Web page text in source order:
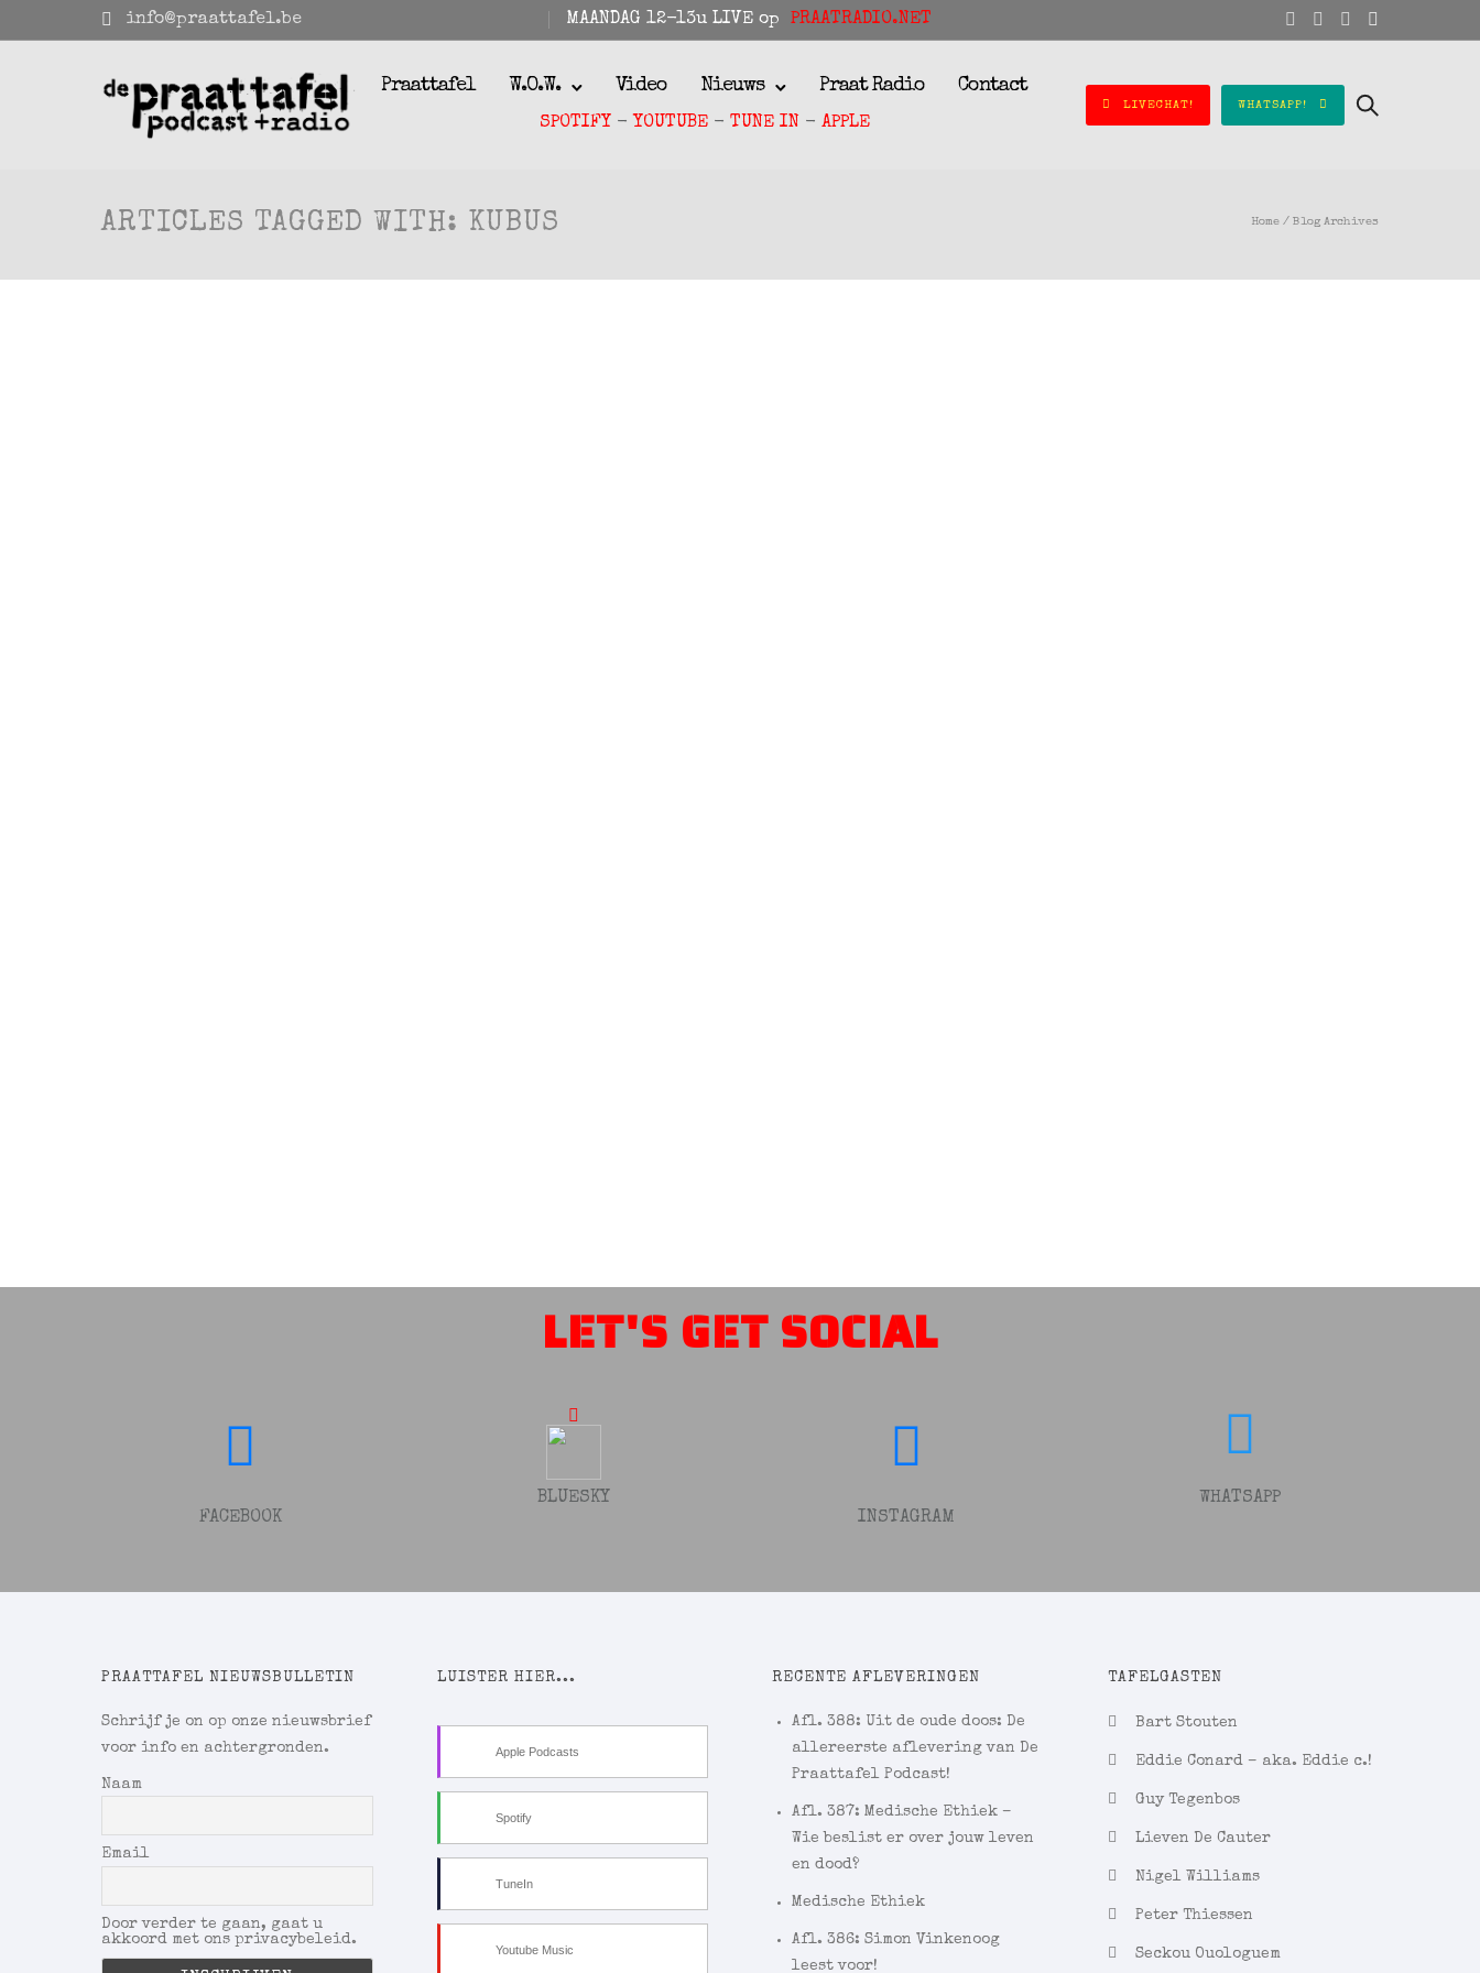
info@praattafel.be MAANDAG 12-13u LIVE op PRAATRADIO.NET
Praattafel W.O.W. Video Nieuws Praat Radio Contact
SPOTIFY - YOUTUBE- TUNE IN - APPLE
LIVECHAT! WHATSAPP!
ARTICLES TAGGED WITH: KUBUS Home / Blog Archives
LET'S GET SOCIAL
FACEBOOK
BLUESKY
INSTAGRAM
WHATSAPP
PRAATTAFEL NIEUWSBULLETIN
Schrijf je on op onze nieuwsbrief
voor info en achtergronden.
Naam
Email
Door verder te gaan, gaat u
akkoord met ons privacybeleid.
LUISTER HIER...
Apple Podcasts
Spotify
TuneIn
Youtube Music
RECENTE AFLEVERINGEN
Afl. 388: Uit de oude doos: De
allereerste aflevering van De
Praattafel Podcast!
Afl. 387: Medische Ethiek –
Wie beslist er over jouw leven
en dood?
Medische Ethiek
Afl. 386: Simon Vinkenoog
leest voor!
TAFELGASTEN
Bart Stouten
Eddie Conard – aka. Eddie c.!
Guy Tegenbos
Lieven De Cauter
Nigel Williams
Peter Thiessen
Seckou Ouologuem